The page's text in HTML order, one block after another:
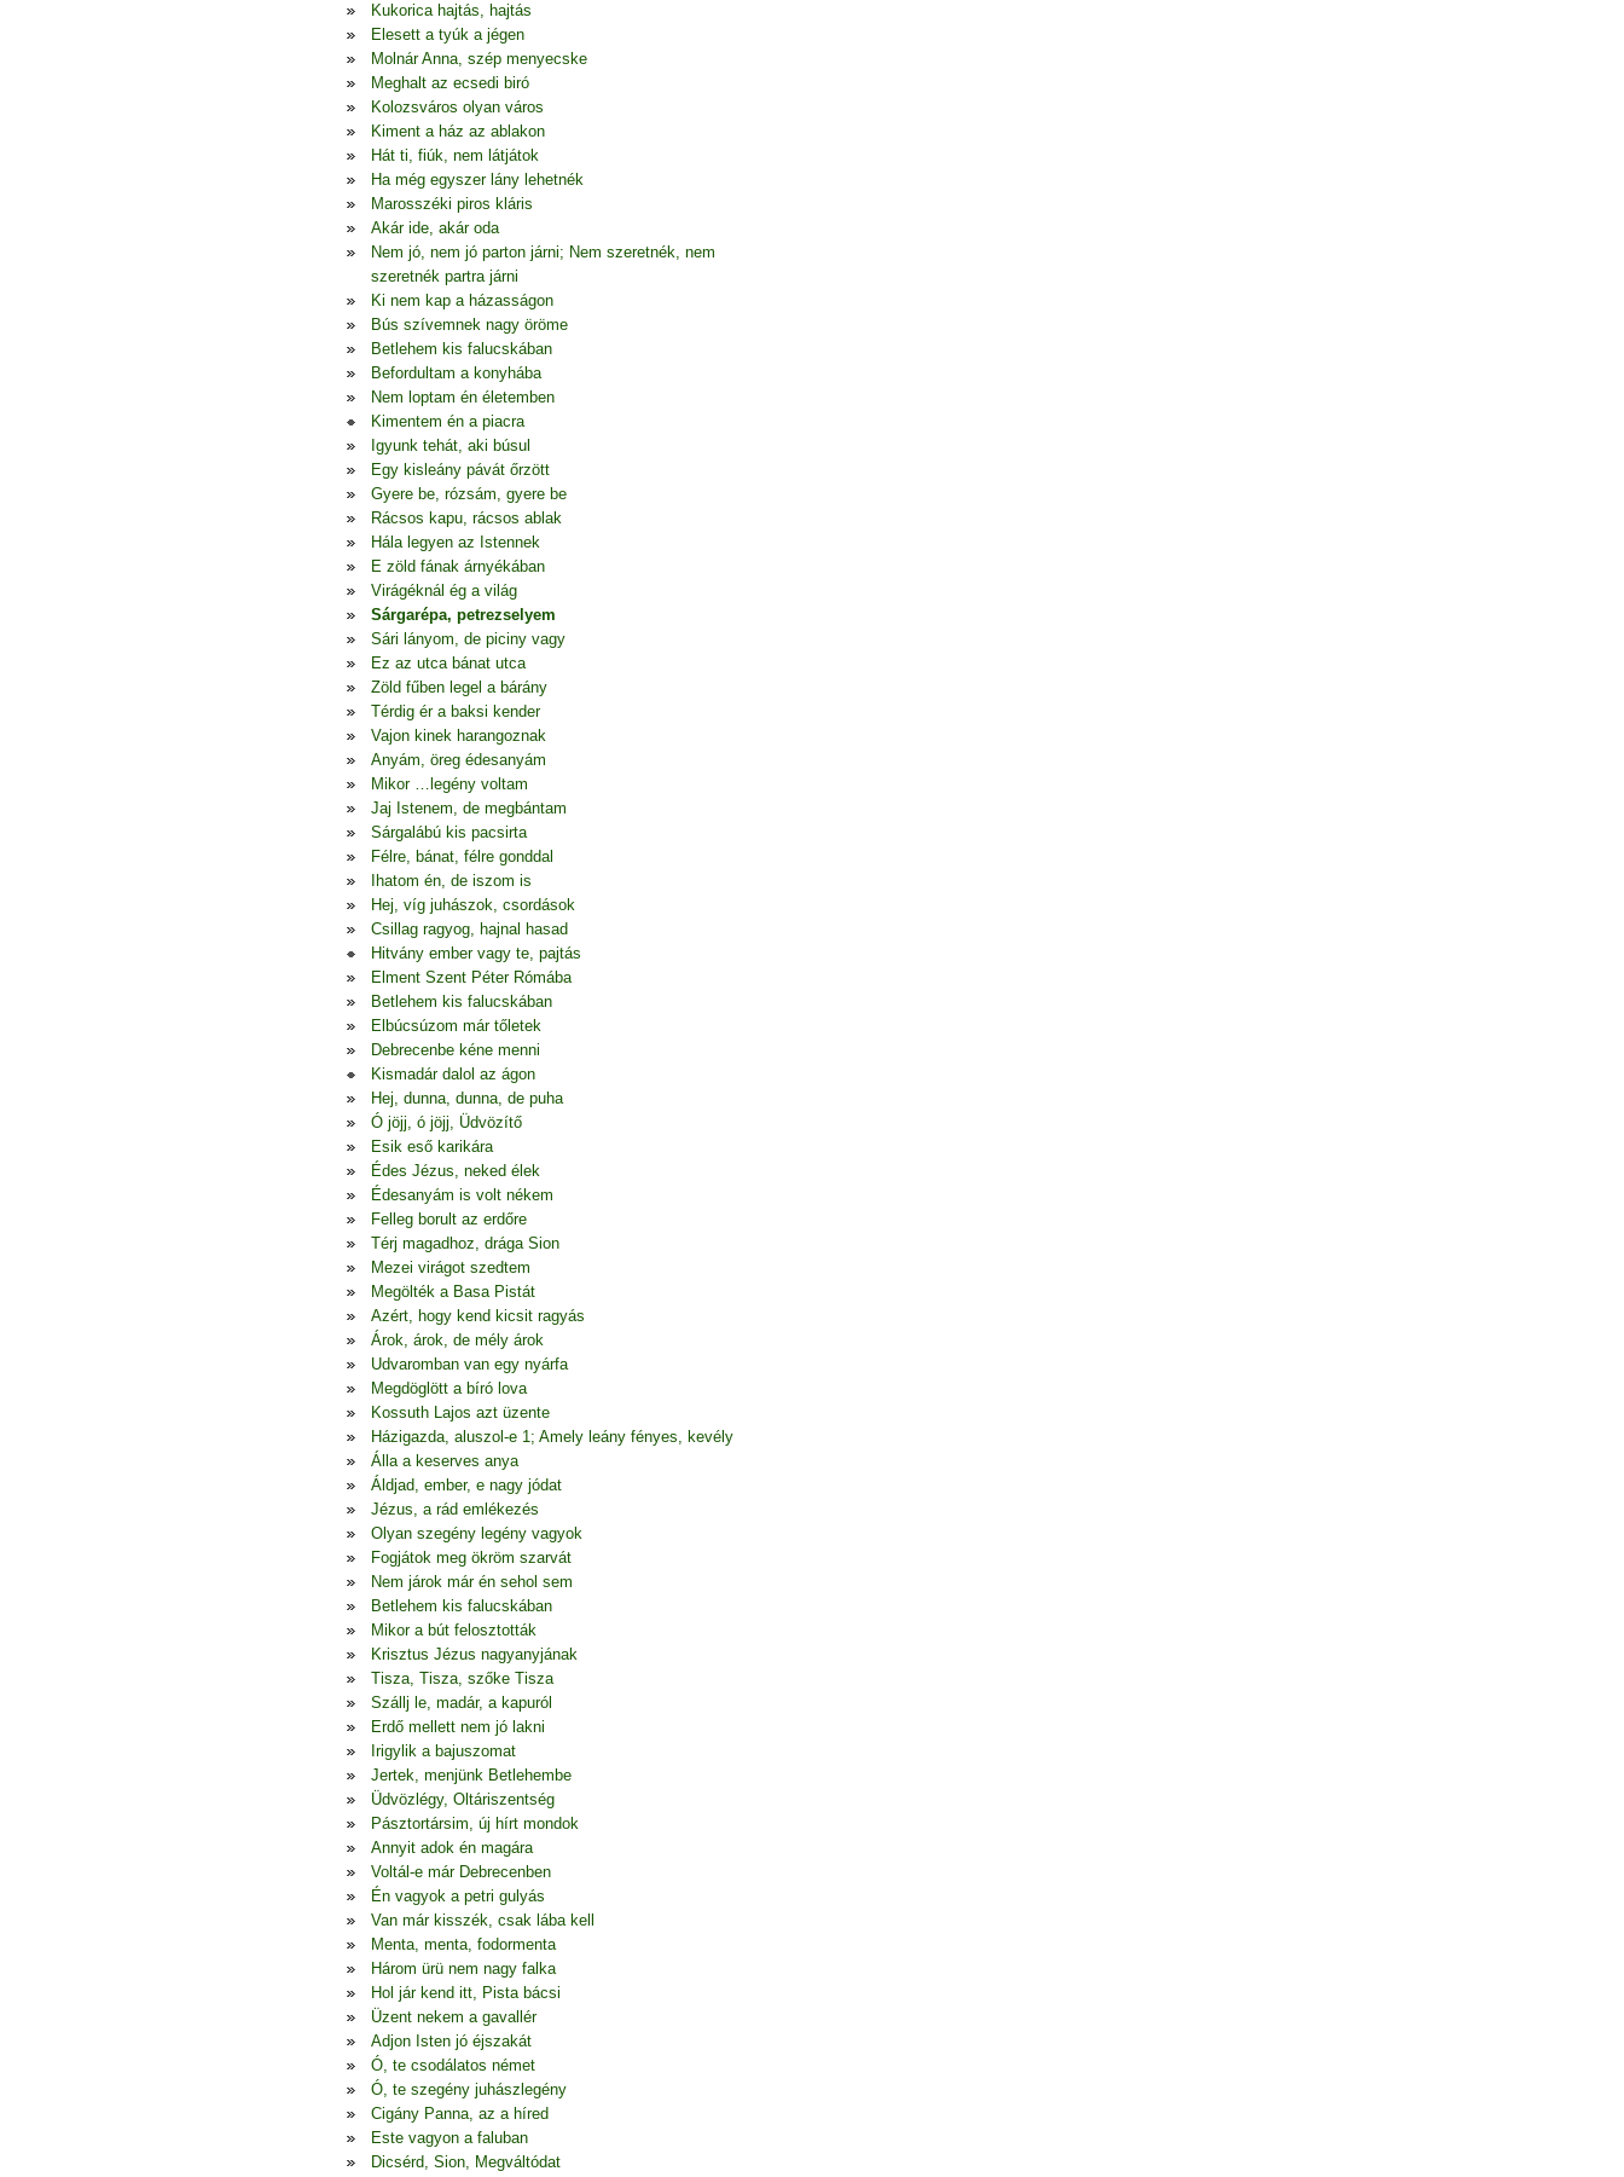
Kukorica hajtás, hajtás
Elesett a tyúk a jégen
Molnár Anna, szép menyecske
Meghalt az ecsedi biró
Kolozsváros olyan város
Kiment a ház az ablakon
Hát ti, fiúk, nem látjátok
Ha még egyszer lány lehetnék
Marosszéki piros kláris
Akár ide, akár oda
Nem jó, nem jó parton járni; Nem szeretnék, nem
szeretnék partra járni
Ki nem kap a házasságon
Bús szívemnek nagy öröme
Betlehem kis falucskában
Befordultam a konyhába
Nem loptam én életemben
Kimentem én a piacra
Igyunk tehát, aki búsul
Egy kisleány pávát őrzött
Gyere be, rózsám, gyere be
Rácsos kapu, rácsos ablak
Hála legyen az Istennek
E zöld fának árnyékában
Virágéknál ég a világ
Sárgarépa, petrezselyem
Sári lányom, de piciny vagy
Ez az utca bánat utca
Zöld fűben legel a bárány
Térdig ér a baksi kender
Vajon kinek harangoznak
Anyám, öreg édesanyám
Mikor …legény voltam
Jaj Istenem, de megbántam
Sárgalábú kis pacsirta
Félre, bánat, félre gonddal
Ihatom én, de iszom is
Hej, víg juhászok, csordások
Csillag ragyog, hajnal hasad
Hitvány ember vagy te, pajtás
Elment Szent Péter Rómába
Betlehem kis falucskában
Elbúcsúzom már tőletek
Debrecenbe kéne menni
Kismadár dalol az ágon
Hej, dunna, dunna, de puha
Ó jöjj, ó jöjj, Üdvözítő
Esik eső karikára
Édes Jézus, neked élek
Édesanyám is volt nékem
Felleg borult az erdőre
Térj magadhoz, drága Sion
Mezei virágot szedtem
Megölték a Basa Pistát
Azért, hogy kend kicsit ragyás
Árok, árok, de mély árok
Udvaromban van egy nyárfa
Megdöglött a bíró lova
Kossuth Lajos azt üzente
Házigazda, aluszol-e 1; Amely leány fényes, kevély
Álla a keserves anya
Áldjad, ember, e nagy jódat
Jézus, a rád emlékezés
Olyan szegény legény vagyok
Fogjátok meg ökröm szarvát
Nem járok már én sehol sem
Betlehem kis falucskában
Mikor a bút felosztották
Krisztus Jézus nagyanyjának
Tisza, Tisza, szőke Tisza
Szállj le, madár, a kapuról
Erdő mellett nem jó lakni
Irigylik a bajuszomat
Jertek, menjünk Betlehembe
Üdvözlégy, Oltáriszentség
Pásztortársim, új hírt mondok
Annyit adok én magára
Voltál-e már Debrecenben
Én vagyok a petri gulyás
Van már kisszék, csak lába kell
Menta, menta, fodormenta
Három ürü nem nagy falka
Hol jár kend itt, Pista bácsi
Üzent nekem a gavallér
Adjon Isten jó éjszakát
Ó, te csodálatos német
Ó, te szegény juhászlegény
Cigány Panna, az a híred
Este vagyon a faluban
Dicsérd, Sion, Megváltódat